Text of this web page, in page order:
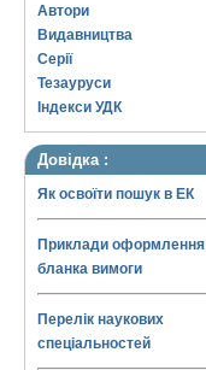
Автори
Видавництва
Серії
Тезауруси
Індекси УДК
Довідка :
Як освоїти пошук в ЕК
Приклади оформлення
бланка вимоги
Перелік наукових
спеціальностей